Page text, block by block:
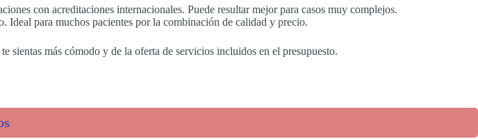
con acreditaciones internacionales. Puede resultar mejor para casos muy complejos.
Ideal para muchos pacientes por la combinación de calidad y precio.
sientas más cómodo y de la oferta de servicios incluidos en el presupuesto.